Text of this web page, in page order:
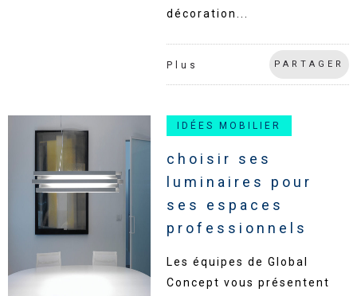
décoration...
Plus PARTAGER
IDÉES MOBILIER
choisir ses
luminaires pour
ses espaces
professionnels
Les équipes de Global
Concept vous présentent